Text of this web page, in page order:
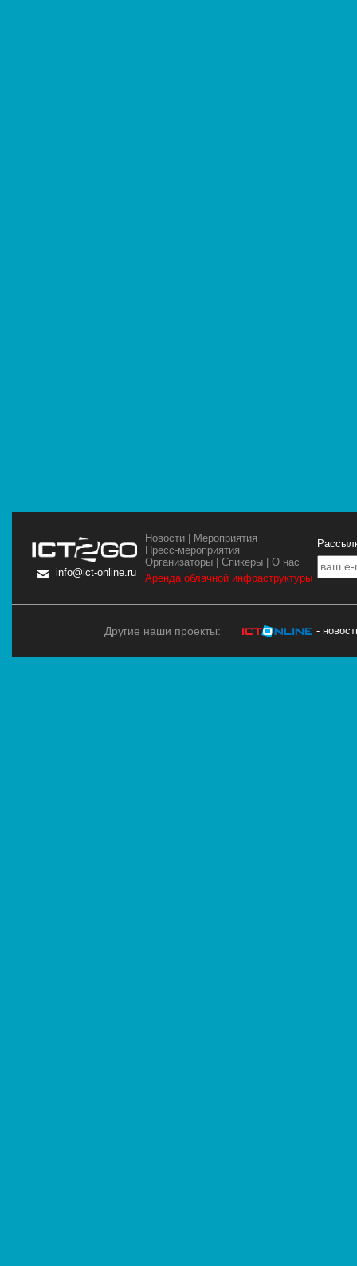
info@ict-online.ru
Новости | Мероприятия
Пресс-мероприятия
Организаторы |Спикеры |О нас
Аренда облачной инфраструктуры
Другие наши проекты: -